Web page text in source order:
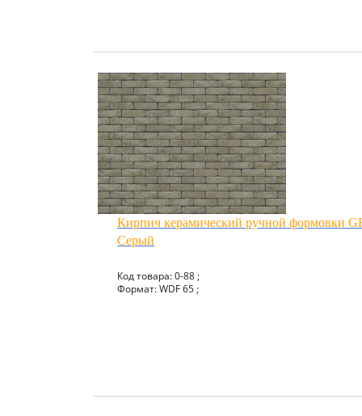
Кирпич керамический ручной формовки
Серый
Код товара: 0-88 ;
Формат: WDF 65 ;